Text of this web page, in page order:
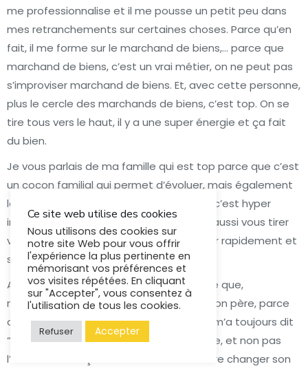
me professionnalise et il me pousse un petit peu dans
mes retranchements sur certaines choses. Parce qu’en
fait, il me forme sur le marchand de biens,… parce que
marchand de biens, c’est un vrai métier, on ne peut pas
s’improviser marchand de biens. Et, avec cette personne,
plus le cercle des marchands de biens, c’est top. On se
tire tous vers le haut, il y a une super énergie et ça fait
du bien.
Je vous parlais de ma famille qui est top parce que c’est
un cocon familial qui permet d’évoluer, mais également
les groupes dans lesquels vous évoluez, c’est hyper
important, parce que c’est eux qui vont aussi vous tirer
vers le haut et vous permettre d’avancer rapidement et
sereinement.
Alors, ça a pas été facile au début, parce que,
maintenant, je le dis après coup, mais mon père, parce
que c’était un commerçant dans l’âme, m’a toujours dit
“L’immobilier est au service du commerce, et non pas
l’inverse”. Donc ça a été difficile de lui faire changer son
Ce site web utilise des cookies
Nous utilisons des cookies sur
notre site Web pour vous offrir
l'expérience la plus pertinente en
mémorisant vos préférences et
vos visites répétées. En cliquant
sur "Accepter", vous consentez à
l'utilisation de tous les cookies.
Refuser Accepter